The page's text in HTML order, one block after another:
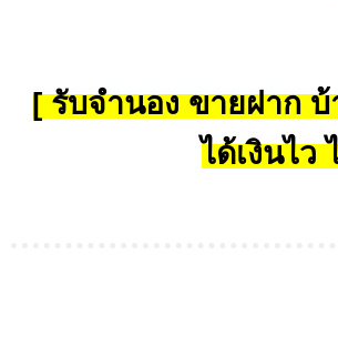
[ รับจำนอง ขายฝาก
ได้เงินไว